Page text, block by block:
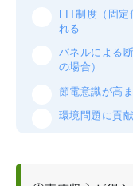
FIT制度（固定
れる
パネルによる
の場合）
節電意識が高
環境問題に貢